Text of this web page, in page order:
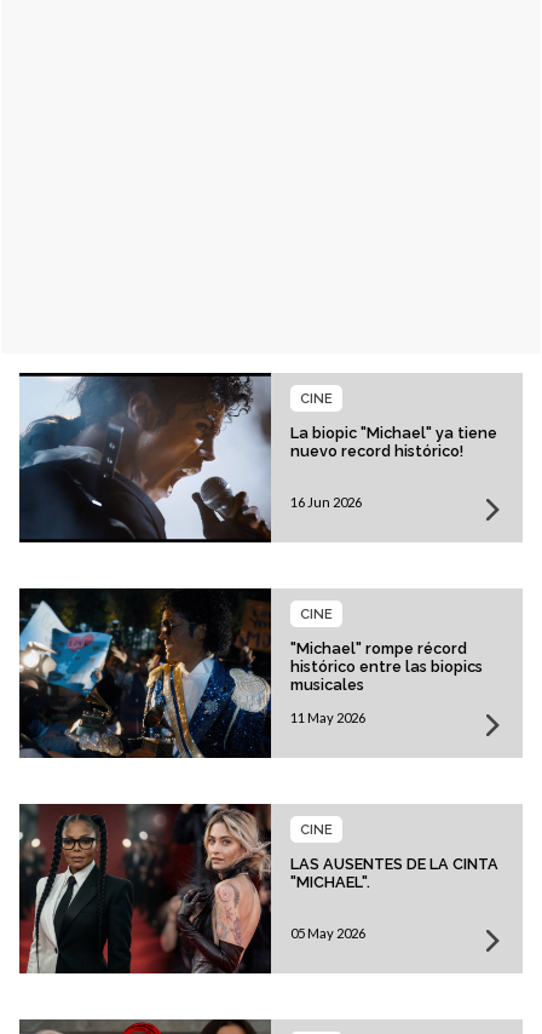
La biopic "Michael" ya tiene
nuevo record histórico!
CINE
16 Jun 2026
"Michael" rompe récord
histórico entre las biopics
musicales
CINE
11 May 2026
LAS AUSENTES DE LA CINTA
"MICHAEL".
CINE
05 May 2026